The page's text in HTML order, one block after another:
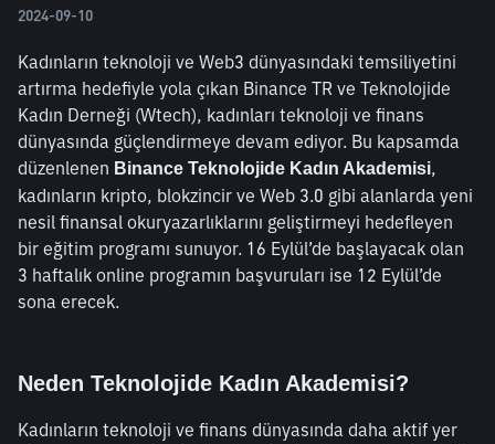
2024-09-10
Kadınların teknoloji ve Web3 dünyasındaki temsiliyetini
artırma hedefiyle yola çıkan Binance TR ve Teknolojide
Kadın Derneği (Wtech), kadınları teknoloji ve finans
dünyasında güçlendirmeye devam ediyor. Bu kapsamda
düzenlenen Binance Teknolojide Kadın Akademisi,
kadınların kripto, blokzincir ve Web 3.0 gibi alanlarda yeni
nesil finansal okuryazarlıklarını geliştirmeyi hedefleyen
bir eğitim programı sunuyor. 16 Eylül’de başlayacak olan
3 haftalık online programın başvuruları ise 12 Eylül’de
sona erecek.
Neden Teknolojide Kadın Akademisi?
Kadınların teknoloji ve finans dünyasında daha aktif yer